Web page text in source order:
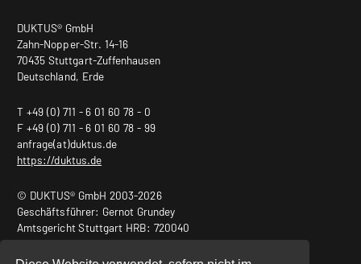
DUKTUS® GmbH
Zahn-Nopper-Str. 14-16
70435 Stuttgart-Zuffenhausen
Deutschland, Erde
T +49 (0) 711 - 6 01 60 78 - 0
F +49 (0) 711 - 6 01 60 78 - 99
anfrage(at)duktus.de
https://duktus.de
© DUKTUS® GmbH 2003-2026
Geschäftsführer: Gernot Grundey
Amtsgericht Stuttgart HRB: 720040
USt.-ID Nr.: DE240932011